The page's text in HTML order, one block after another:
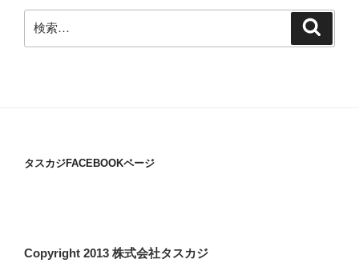
索:
タスカジFACEBOOKページ
Copyright 2013 株式会社タスカジ